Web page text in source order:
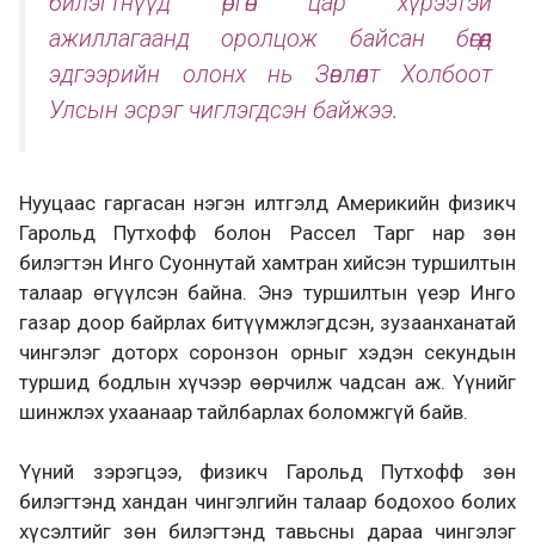
ажиллагаанд оролцож байсан бөгөөд
эдгээрийн олонх нь Зөвлөлт Холбоот
Улсын эсрэг чиглэгдсэн байжээ.
Нууцаас гаргасан нэгэн илтгэлд Америкийн физикч
Гарольд Путхофф болон Рассел Тарг нар зөн
билэгтэн Инго Суоннутай хамтран хийсэн туршилтын
талаар өгүүлсэн байна. Энэ туршилтын үеэр Инго
газар доор байрлах битүүмжлэгдсэн, зузаанханатай
чингэлэг доторх соронзон орныг хэдэн секундын
туршид бодлын хүчээр өөрчилж чадсан аж. Үүнийг
шинжлэх ухаанаар тайлбарлах боломжгүй байв.
Үүний зэрэгцээ, физикч Гарольд Путхофф зөн
билэгтэнд хандан чингэлгийн талаар бодохоо болих
хүсэлтийг зөн билэгтэнд тавьсны дараа чингэлэг